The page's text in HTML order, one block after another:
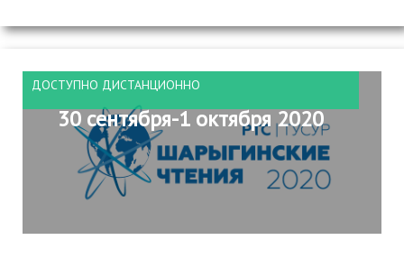
ДОСТУПНО ДИСТАНЦИОННО
30 сентября-1 октября 2020